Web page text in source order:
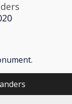
.